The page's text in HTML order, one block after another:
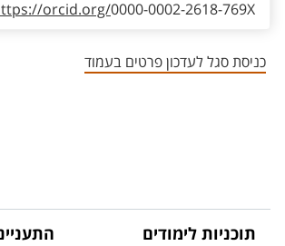
orcid.org/0000-0002-2618-769X
כניסת סגל לעדכון פרטים בעמוד
תוכניות לימודים